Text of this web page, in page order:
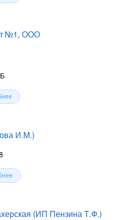
№1, ООО
И.М.)
(ИП Пензина Т.Ф.)